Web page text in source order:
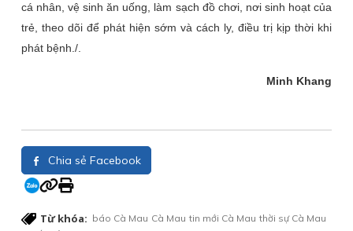
cá nhân, vệ sinh ăn uống, làm sạch đồ chơi, nơi sinh hoạt của
trẻ, theo dõi để phát hiện sớm và cách ly, điều trị kịp thời khi
phát bệnh./.
Minh Khang
Chia sẻ Facebook
Từ khóa: báo Cà Mau Cà Mau tin mới Cà Mau thời sự Cà Mau